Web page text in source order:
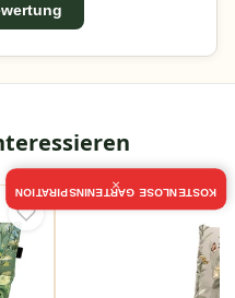
KOSTENLOSE GARTENINSPIRATION
×